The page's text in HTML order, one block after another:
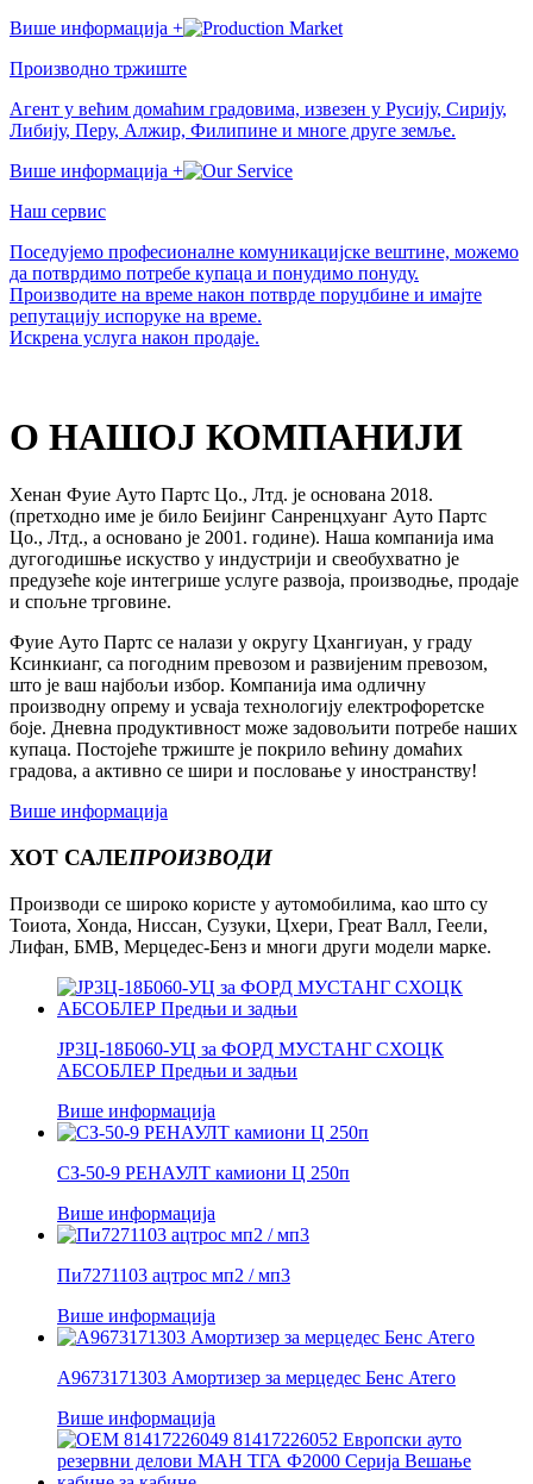
Више информација +
Производно тржиште
Агент у већим домаћим градовима, извезен у Русију, Сирију,
Либију, Перу, Алжир, Филипине и многе друге земље.
Више информација +
Наш сервис
Поседујемо професионалне комуникацијске вештине, можемо
да потврдимо потребе купаца и понудимо понуду.
Производите на време након потврде поруџбине и имајте
репутацију испоруке на време.
Искрена услуга након продаје.
О НАШОЈ КОМПАНИЈИ
Хенан Фуие Ауто Партс Цо., Лтд. је основана 2018.
(претходно име је било Беијинг Санренцхуанг Ауто Партс
Цо., Лтд., а основано је 2001. године). Наша компанија има
дугогодишње искуство у индустрији и свеобухватно је
предузеће које интегрише услуге развоја, производње, продаје
и спољне трговине.
Фуие Ауто Партс се налази у округу Цхангиуан, у граду
Ксинкианг, са погодним превозом и развијеним превозом,
што је ваш најбољи избор. Компанија има одличну
производну опрему и усваја технологију електрофоретске
боје. Дневна продуктивност може задовољити потребе наших
купаца. Постојеће тржиште је покрило већину домаћих
градова, а активно се шири и пословање у иностранству!
Више информација
ХОТ САЛЕПРОИЗВОДИ
Производи се широко користе у аутомобилима, као што су
Тоиота, Хонда, Ниссан, Сузуки, Цхери, Греат Валл, Геели,
Лифан, БМВ, Мерцедес-Бенз и многи други модели марке.
ЈР3Ц-18Б060-УЦ за ФОРД МУСТАНГ СХОЦК
АБСОБЛЕР Предњи и задњи
Више информација
СЗ-50-9 РЕНАУЛТ камиони Ц 250п
Више информација
Пи7271103 ацтрос мп2 / мп3
Више информација
А9673171303 Амортизер за мерцедес Бенс Атего
Више информација